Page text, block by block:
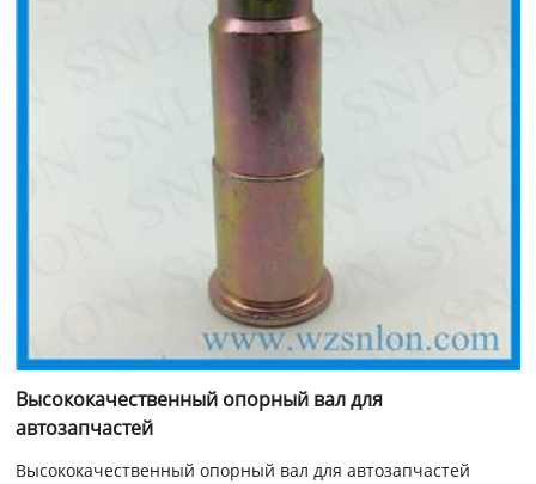
Высококачественный опорный вал для
автозапчастей
Высококачественный опорный вал для автозапчастей